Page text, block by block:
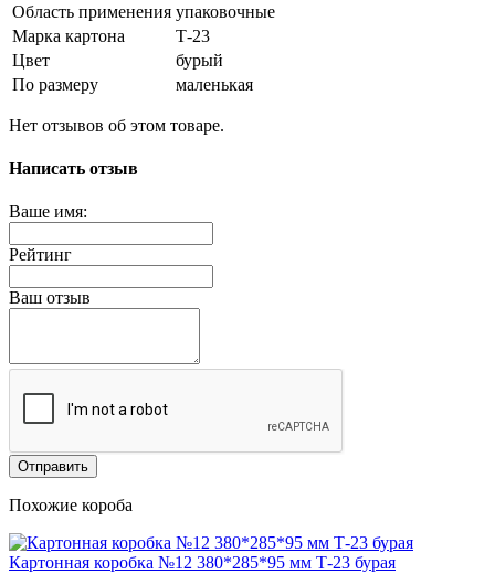
Область применения упаковочные
Марка картона
Т-23
Цвет
бурый
По размеру
маленькая
Нет отзывов об этом товаре.
Написать отзыв
Ваше имя:
Рейтинг
Ваш отзыв
Отправить
Похожие короба
Картонная коробка №12 380*285*95 мм Т-23 бурая